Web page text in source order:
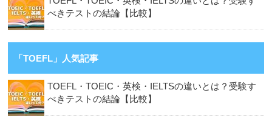
べきテストの結論【比較】
「TOEFL」人気記事
TOEFL・TOEIC・英検・IELTSの違いとは？受験す
べきテストの結論【比較】